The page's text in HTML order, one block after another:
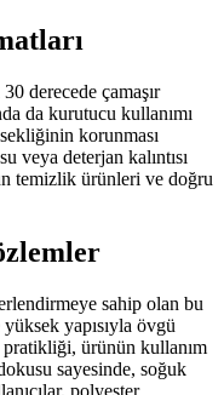
derecede çamaşır
da kurutucu kullanımı
korunması
veya deterjan kalıntısı
temizlik ürünleri ve doğru
sahip olan bu
yüksek yapısıyla övgü
pratikliği, ürünün kullanım
sayesinde, soğuk
polyester